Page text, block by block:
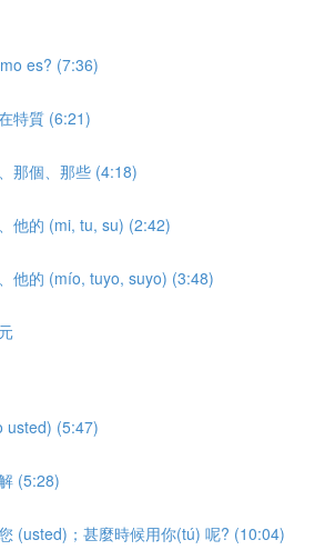
es? (7:36)
特質 (6:21)
那個、那些 (4:18)
他的 (mi, tu, su) (2:42)
他的 (mío, tuyo, suyo) (3:48)
usted) (5:47)
(5:28)
(usted)；甚麼時候用你(tú) 呢? (10:04)